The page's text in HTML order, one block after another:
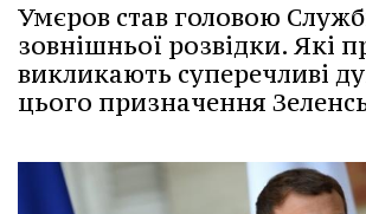
Умєров став головою
зовнішньої розвідки. Які
викликають суперечливі
цього призначення